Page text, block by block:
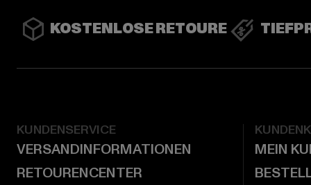
KOSTENLOSE RETOURE
KUNDENSERVICE
VERSANDINFORMATIONEN
RETOURENCENTER
MEIN